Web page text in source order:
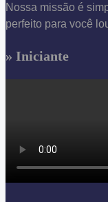
Nossa missão é
perfeito para você
» Iniciante